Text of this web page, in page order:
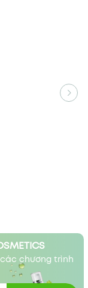
chương trình